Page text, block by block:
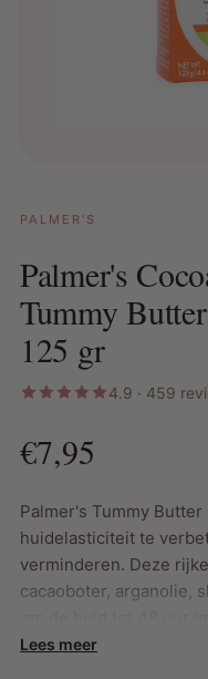
PALMER'S
Palmer's
Tummy
125 gr
4.9 · 459
€7,95
Palmer's Tummy
huidelasticiteit te
verminderen. Deze
cacaoboter, arganolie,
voeden, zodat de huid
Lees meer